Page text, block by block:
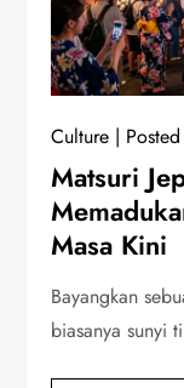
Culture
Matsuri
Masa Kini
Bayangkan
biasanya sunyi